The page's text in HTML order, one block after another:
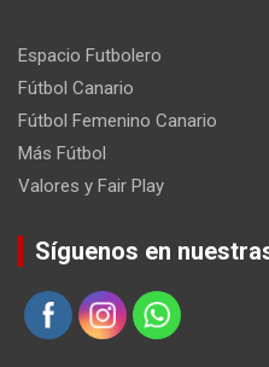
Espacio Futbolero
Fútbol Canario
Fútbol Femenino Canario
Más Fútbol
Valores y Fair Play
Síguenos en